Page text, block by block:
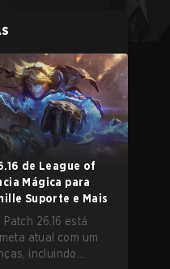
de League of
Mágica para
Suporte e Mais
26.16 está
atual com um
incluindo